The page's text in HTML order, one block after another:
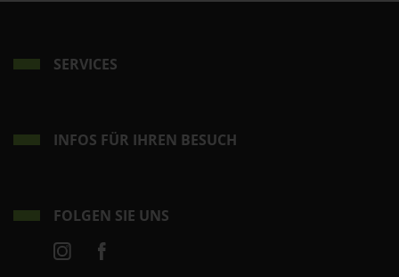
SERVICES
INFOS FÜR IHREN BESUCH
FOLGEN SIE UNS